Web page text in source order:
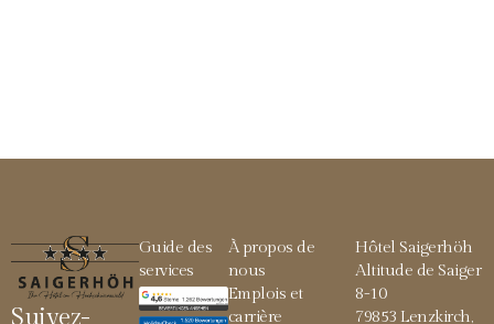
Suivez-
Guide des
services
À propos de
nous
Emplois et
carrière
Hôtel Saigerhöh
Altitude de Saiger
8-10
79853 Lenzkirch,